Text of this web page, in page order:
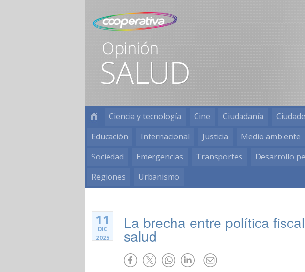
Ciencia y tecnología Cine Ciudadanía
Educación
Internacional Justicia Medio ambiente
Sociedad
Emergencias Transportes Desarrollo
Regiones
Urbanismo
11
DIC
2025
La brecha entre política
salud